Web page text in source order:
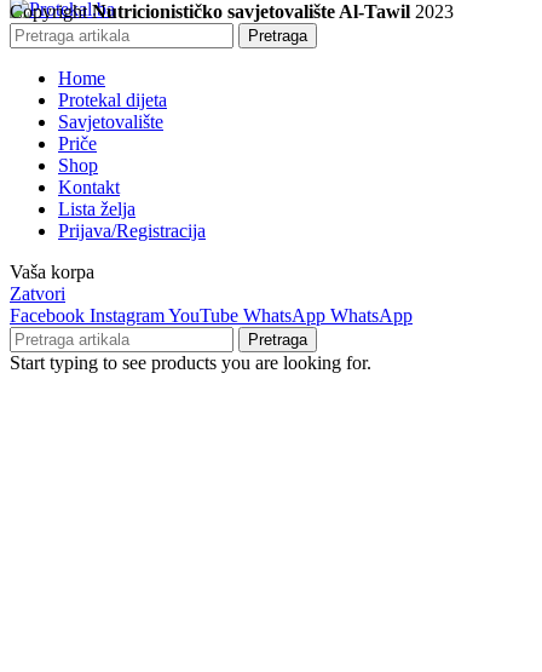
0items 0,00KM
CopyrightNutricionističko savjetovalište Al-Tawil 2023
Pretraga
Home
Protekal dijeta
Savjetovalište
Priče
Shop
Kontakt
Lista želja
Prijava/Registracija
Vaša korpa
Zatvori
Facebook InstagramYouTube WhatsApp WhatsApp
Pretraga
Start typing to see products you are looking for.